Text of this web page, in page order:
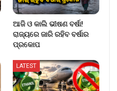
ଆଜି ଓ କାଲି ଭୀଷଣ ବର୍ଷା!
ରାଜ୍ୟରେ ଜାରି ରହିବ ବର୍ଷାର
ପ୍ରକୋପ
LATEST